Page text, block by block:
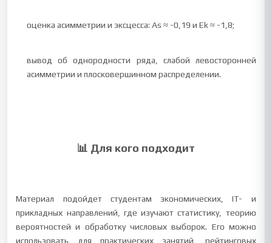
оценка асимметрии и эксцесса: As ≈ -0,19 и Ek ≈ -1,8;
вывод об однородности ряда, слабой левосторонней
асимметрии и плосковершинном распределении.
📊 Для кого подходит
Материал подойдет студентам экономических, IT- и
прикладных направлений, где изучают статистику, теорию
вероятностей и обработку числовых выборок. Его можно
использовать для практических занятий, рейтинговых